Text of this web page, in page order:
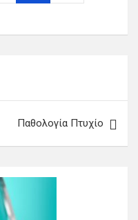
Παθολογία Πτυχίο